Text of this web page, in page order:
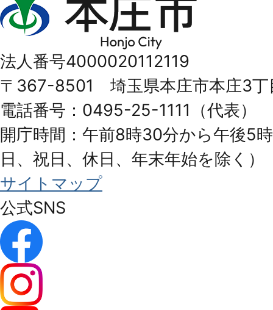
庄
Honjo
City
法人番号4000020112119
〒367-8501 埼玉県本庄市本庄3丁
電話番号：0495-25-1111（代表）
開庁時間：午前8時30分から午後5
日、祝日、休日、年末年始を除く）
サイトマップ
公式SNS